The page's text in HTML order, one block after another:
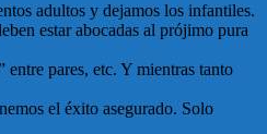
adultos y dejamos los infantiles.
estar abocadas al prójimo pura
pares, etc. Y mientras tanto
el éxito asegurado. Solo